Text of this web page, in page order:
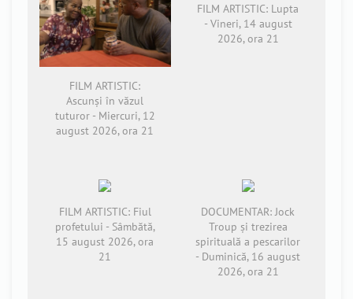
FILM ARTISTIC:
Ascunși în văzul
tuturor - Miercuri, 12
august 2026, ora 21
FILM ARTISTIC: Lupta
- Vineri, 14 august
2026, ora 21
FILM ARTISTIC: Fiul
profetului - Sâmbătă,
15 august 2026, ora
21
DOCUMENTAR: Jock
Troup și trezirea
spirituală a pescarilor
- Duminică, 16 august
2026, ora 21